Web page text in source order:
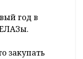
год в
закупать